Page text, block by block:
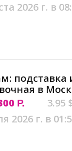
2026 г. в
в
Р.
3.95
2026 г. в